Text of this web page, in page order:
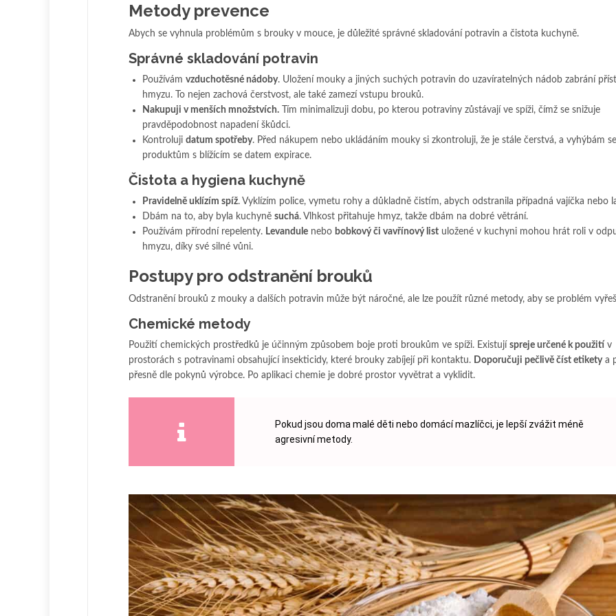
Metody prevence
Abych se vyhnula problémům s brouky v mouce, je důležité správné skladování potravin a čistota kuchyně.
Správné skladování potravin
Používám vzduchotěsné nádoby. Uložení mouky a jiných suchých potravin do uzavíratelných nádob zabrání
hmyzu. To nejen zachová čerstvost, ale také zamezí vstupu brouků.
Nakupuji v menších množstvích. Tím minimalizuji dobu, po kterou potraviny zůstávají ve spíži, čímž se snižuje
pravděpodobnost napadení škůdci.
Kontroluji datum spotřeby. Před nákupem nebo ukládáním mouky si zkontroluji, že je stále čerstvá, a vyhýbám se
produktům s blížícím se datem expirace.
Čistota a hygiena kuchyně
Pravidelně uklízím spíž. Vyklízím police, vymetu rohy a důkladně čistím, abych odstranila případná vajíčka nebo
Dbám na to, aby byla kuchyně suchá. Vlhkost přitahuje hmyz, takže dbám na dobré větrání.
Používám přírodní repelenty. Levandule nebo bobkový či vavřínový list uložené v kuchyni mohou hrát roli v
hmyzu, díky své silné vůni.
Postupy pro odstranění brouků
Odstranění brouků z mouky a dalších potravin může být náročné, ale lze použít různé metody, aby se problém
Chemické metody
Použití chemických prostředků je účinným způsobem boje proti broukům ve spíži. Existují spreje určené k použití v
prostorách s potravinami obsahující insekticidy, které brouky zabíjejí při kontaktu. Doporučuji pečlivě číst etiketya
přesně dle pokynů výrobce. Po aplikaci chemie je dobré prostor vyvětrat a vyklidit.
Pokud jsou doma malé děti nebo domácí mazlíčci, je lepší zvážit méně
agresivní metody.